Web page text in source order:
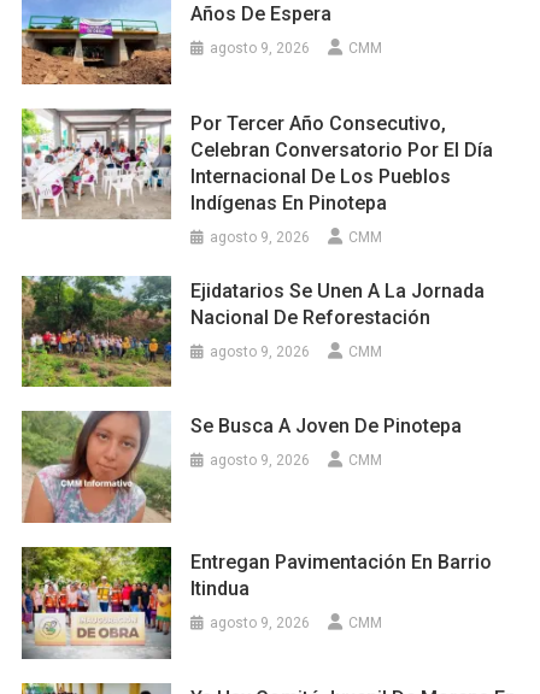
Años De Espera
agosto 9, 2026 CMM
Por Tercer Año Consecutivo,
Celebran Conversatorio Por El Día
Internacional De Los Pueblos
Indígenas En Pinotepa
agosto 9, 2026 CMM
Ejidatarios Se Unen A La Jornada
Nacional De Reforestación
agosto 9, 2026 CMM
Se Busca A Joven De Pinotepa
agosto 9, 2026 CMM
Entregan Pavimentación En Barrio
Itindua
agosto 9, 2026 CMM